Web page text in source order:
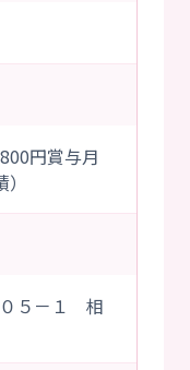
円賞与月
０５－１ 相